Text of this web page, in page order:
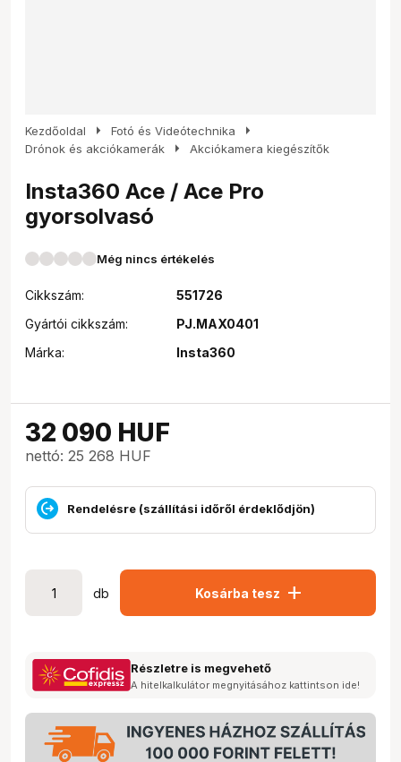
Kezdőoldal arrow_right Fotó és Videótechnika arrow_right
Drónok és akciókamerák arrow_right Akciókamera kiegészítők
Insta360 Ace / Ace Pro
gyorsolvasó
Még nincs értékelés
Cikkszám:
551726
Gyártói cikkszám:
PJ.MAX0401
Márka:
Insta360
32 090 HUF
nettó: 25 268 HUF
Rendelésre (szállítási időről érdeklődjön)
db Kosárba tesz add
Részletre is megvehető
A hitelkalkulátor megnyitásához kattintson ide!